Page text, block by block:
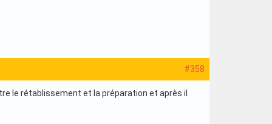
#358
le rétablissement et la préparation et après il